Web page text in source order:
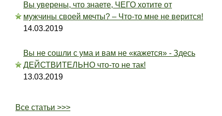
Вы уверены, что знаете, ЧЕГО хотите от
мужчины своей мечты? – Что-то мне не верится!
14.03.2019
Вы не сошли с ума и вам не «кажется» - Здесь
ДЕЙСТВИТЕЛЬНО что-то не так!
13.03.2019
Все статьи >>>